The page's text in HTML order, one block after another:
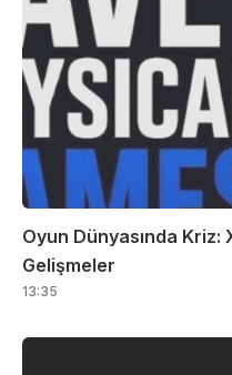
Oyun Dünyasında Kriz:
Gelişmeler
13:35